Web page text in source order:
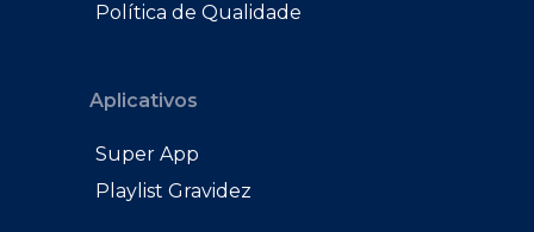
Política de Qualidade
Aplicativos
Super App
Playlist Gravidez